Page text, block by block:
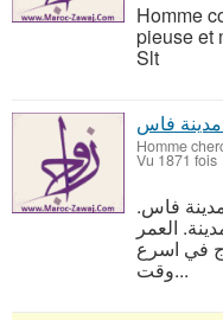
Homme
pieuse et
Slt
فاس
Homme
Vu 1871 fois
فاس.
العمر
في اسرع
وقت...